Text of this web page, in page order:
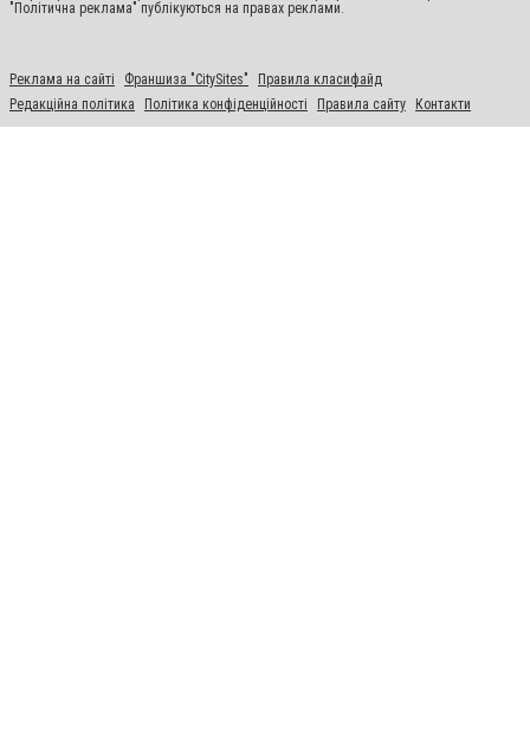
"Політична реклама" публікуються на правах реклами.
Реклама на сайті Франшиза "CitySites"
Правила класифайд
Редакційна політика
Політика конфіденційності Правила сайту Контакти